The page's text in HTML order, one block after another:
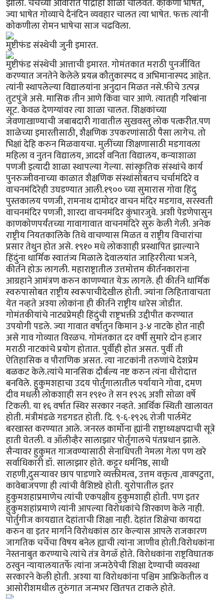
झाला. चर्चच्या आवारात पाद्रीही शाळा चालवत. को़कणी भाषेत,
ज्या भाषेत गोव्याचे दैनंदिन व्यवहार चालत त्या भाषेत. फक्त त्यांनी
कोकणीला रोमन भाषेचा साज चढविला.
मुष्टीफंड संस्थेची जुनी इमारत.
मुष्टीफंड संस्थेची आत्ताची इमारत. गोमंतकात मराठी पुनर्जीवित
करण्यात जनतेने केलेले प्रयत्न कौतुकास्पद व अभिमानास्पद आहेत.
त्यांनी स्थापलेल्या विद्यालयांना अनुदान मिळत नसे.फीचे उत्पन्न
तुटपुंजे असे. मासिक तीन आणे किंवा चार आणे. त्यातही गरिबांना
सूट. केवळ देणग्यांवर त्या शाळा चालत. शिक्षकांच्या
जेवणाखाण्याची जबाबदारी गावातील सुखवस्तु लोक पत्करीत.पण
शाळेच्या इमारतीसाठी, शैक्षणिक उपकरणांसाठी पैसा लागेच. तो
भिक्षां देहि करुन मिळवायचा. मुलींच्या शिक्षणासाठी मडगावला
महिला व नुतन विद्यालय, आदर्श वनिता विद्यालय, कन्याशाळा
पणजी इत्यादी शाळा स्थापल्या गेल्या. सांस्कृतिक संस्थांचे कार्य
पुनरुज्जीवनाच्या काळात शैक्षणिक संस्थांसोबतच चर्चामंदिरे व
वाचनमंदिरेही उघडण्यात आली.१९०० च्या सुमारास गोवा हिंदु
पुस्तकालय पणजी, रामनाथ दामोदर वाचन मंदिर मडगाव, सरस्वती
वाचनमंदिर पणजी, शारदा वाचनमंदिर कुंभारजुवे. अशी पेडणेपासुन
काणकोणपर्यंतच्या गावागावात वाचनमंदिरे सुरु केली गेली. अनेक
राष्ट्रीय नियतकालिके तिथे वाचण्यास मिळत व राष्ट्रीय विचारांचा
प्रसार तेथुन होत असे. १९१० मधे लोकशाही प्रस्थापित झाल्याने
हिंदुंना धार्मिक स्वातंत्र्य मिळाले देवालयांत जाहिररीत्या भजने,
कीर्तने होऊ लागली. महाराष्ट्रातील उत्तमोत्तम कीर्तनकारांना
आग्रहाने आमंत्रण करुन काणण्यात येऊ लागले. ही कीर्तने धार्मिक
स्वरुपासोबत राष्ट्रीय स्वरूपाचीदेखील होती. ज्यांना लिहितावाचता
येत नव्हते अश्या लोकांना ही कीर्तने राष्ट्रीय धारेस जोडीत.
गोमंतकीयांचे नाट्यप्रेमही हिंदुंची राष्ट्रभक्ती उद्दीपीत करण्यात
उपयोगी पडले. ज्या गावात वर्षातुन किमान ३-४ नाटके होत नाही
असे गाव गोव्यात विरळच. गोमंतकात दर वर्षी सुमारे दोन हजार
मराठी नाटकांचे प्रयोग होतात. पुर्वीही होत असत. पुर्वी ती
ऐतिहासिक व पौराणिक असत. त्या नाटकांनी तरुणांचे देशप्रेम
बळकट केले.त्यांचे मानसिक दौर्बल्य नष्ट करुन त्यंना धीरोदात्त
बनविले. हुकुमशहाचा उदय पोर्तुगालातील पर्यायाने गोवा, दमण
दीव मधली लोकशाही सन १९१० ते सन १९२६ अशी सोळा वर्षे
टिकली. या १६ वर्षात स्थिर सरकार नव्हते. आर्थिक स्थिती खालावत
होती. मंत्रीमंडळे गडगडत होती. दि. ९-६-१९२६ रोजी पार्लमेंट
बरखास्त करण्यात आले. जनरल कार्मोना ह्यांनी राष्ट्राध्यक्षपदाची सूत्रे
हाती घेतली. व ऑलीव्हैर सालाझार पोर्तुगालचे पंतप्रधान झाले.
सैन्यावर हुकुमत गाजवण्यासाठी सेनाधिपती नेमला गेला पण खरे
सर्वाधिकारी डॉ. सालाझार होते. कट्टर धर्मनिष्ठ, साधी
राहणी,दुसर्‍यावर छाप पाडणारे व्यक्तीमत्व, उत्तम वक्तृत्व ,वाक्पटुता,
कावेबाजपणा ही त्यांची वैशिष्ट्ये होती. युरोपातील इतर
हुकुमशहाप्रमाणेच त्यांची एकपक्षीय हुकुमशाही होती. पण इतर
हुकुमशहांप्रमाणे त्यांनी आपल्या विरोधकांचे शिरकाण केले नाही.
पोर्तुगीज कायद्यात देहांताची शिक्षा नाही. देहांत शिक्षेचा कायदा
करुन वा इतर मार्गाने विरोधकांस ठार केल्यास आपले राजकारण
जागतिक चर्चेचा विषय बनेल ह्याची त्यांना जाणीव होती.विरोधकांना
नेस्तनाबुत करण्याचे त्यांचे तंत्र वेगळॅ होते. विरोधकांना राष्ट्रविघातक
ठरवुन न्यायालयातर्फे त्यांना जन्मठेपेची शिक्षा देण्याची व्यवस्था
सरकारने केली होती. अश्या या विरोधकांना पश्चिम आफ्रिकेतील व
आसोरीशमधील तुरुंगात जन्मभर खितपत टाकले होते.